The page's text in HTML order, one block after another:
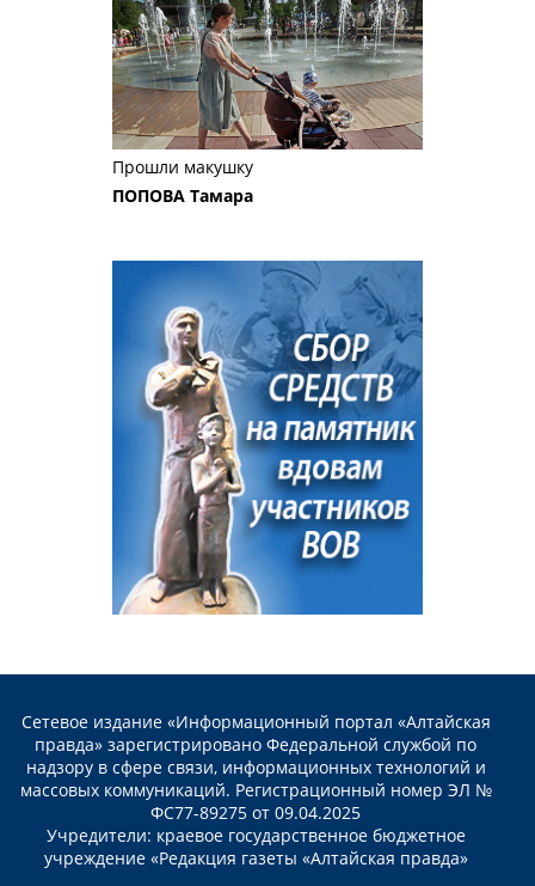
Прошли макушку
ПОПОВА Тамара
Сетевое издание «Информационный портал «Алтайская
правда» зарегистрировано Федеральной службой по
надзору в сфере связи, информационных технологий и
массовых коммуникаций. Регистрационный номер ЭЛ №
ФС77-89275 от 09.04.2025
Учредители: краевое государственное бюджетное
учреждение «Редакция газеты «Алтайская правда»